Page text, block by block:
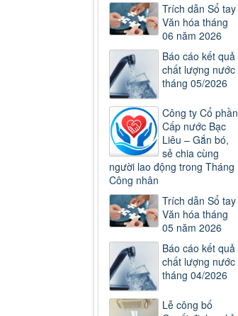
Trích dẫn Sổ tay
Văn hóa tháng
06 năm 2026
Báo cáo kết quả
chất lượng nước
tháng 05/2026
Công ty Cổ phần
Cấp nước Bạc
Liêu – Gắn bó,
sẻ chia cùng
người lao động trong Tháng
Công nhân
Trích dẫn Sổ tay
Văn hóa tháng
05 năm 2026
Báo cáo kết quả
chất lượng nước
tháng 04/2026
Lễ công bố